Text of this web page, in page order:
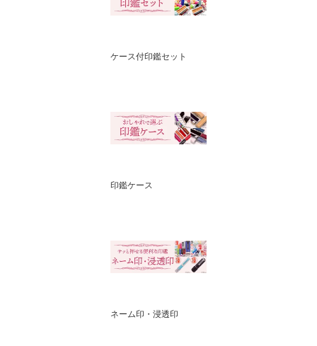
ケース付印鑑セット
印鑑ケース
ネーム印・浸透印